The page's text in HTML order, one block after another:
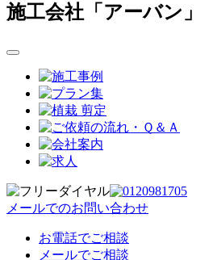
施工会社「アーバン」
メールでのお問い合わせ
お電話でご相談
メールでご相談